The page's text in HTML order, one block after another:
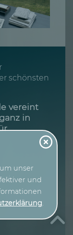
schönsten
vereint
in
unser
und
.